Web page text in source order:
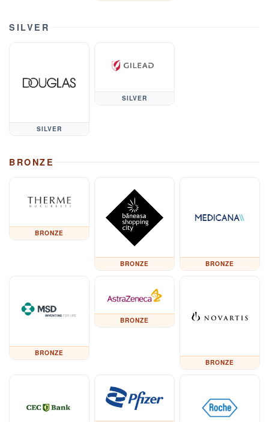
SILVER
SILVER
SILVER
BRONZE
BRONZE
BRONZE BRONZE
BRONZE
BRONZE
BRONZE